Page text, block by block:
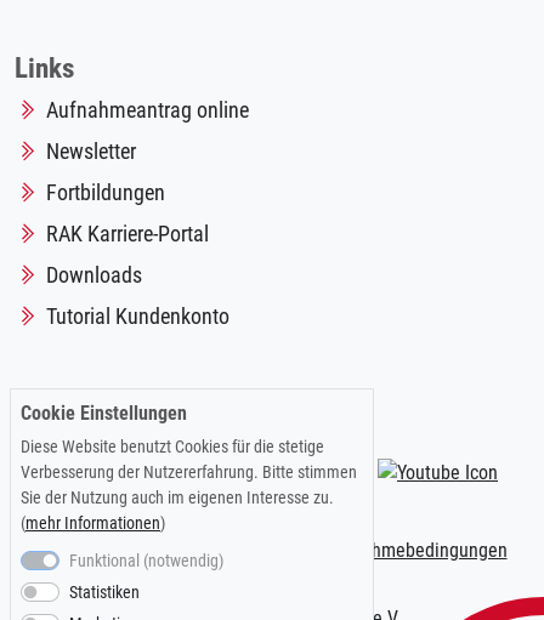
Links
Aufnahmeantrag online
Newsletter
Fortbildungen
RAK Karriere-Portal
Downloads
Tutorial Kundenkonto
Impressum |Datenschutzerklärung Teilnahmebedingungen
Cookie Einstellungen
Diese Website benutzt Cookies für die stetige
Verbesserung der Nutzererfahrung. Bitte stimmen
Sie der Nutzung auch im eigenen Interesse zu.
(mehr Informationen)
Funktional (notwendig)
Statistiken